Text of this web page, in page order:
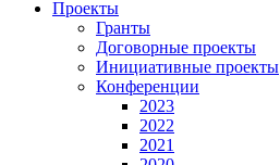
Проекты
Гранты
Договорные проекты
Инициативные проекты
Конференции
2023
2022
2021